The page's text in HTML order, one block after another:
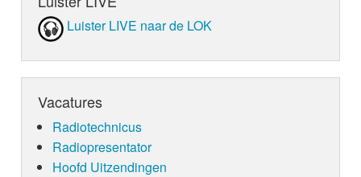
Luister LIVE naar de LOK
Vacatures
Radiotechnicus
Radiopresentator
Hoofd Uitzendingen